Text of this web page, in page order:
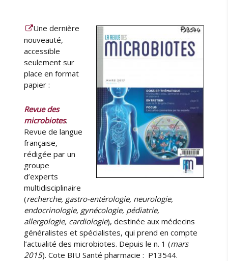
Une dernière
nouveauté,
accessible
seulement sur
place en format
papier :
Revue des
microbiotes.
Revue de langue
française,
rédigée par un
groupe
d’experts
multidisciplinaire
(recherche, gastro-entérologie, neurologie,
endocrinologie, gynécologie, pédiatrie,
allergologie, cardiologie), destinée aux médecins
généralistes et spécialistes, qui prend en compte
l’actualité des microbiotes. Depuis le n. 1 (mars
2015). Cote BIU Santé pharmacie : P13544.